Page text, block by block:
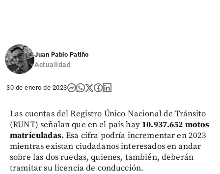
Juan Pablo Patiño
Actualidad
30 de enero de 2023
Las cuentas del Registro Único Nacional de Tránsito
(RUNT) señalan que en el país hay 10.937.652 motos
matriculadas.Esa cifra podría incrementar en 2023
mientras existan ciudadanos interesados en andar
sobre las dos ruedas, quienes, también, deberán
tramitar su licencia de conducción.